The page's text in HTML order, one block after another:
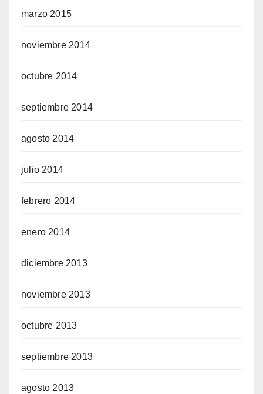
marzo 2015
noviembre 2014
octubre 2014
septiembre 2014
agosto 2014
julio 2014
febrero 2014
enero 2014
diciembre 2013
noviembre 2013
octubre 2013
septiembre 2013
agosto 2013